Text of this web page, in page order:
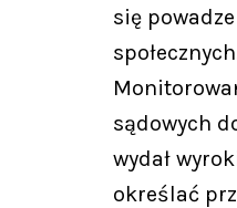
się
sądowych
wydał
określać